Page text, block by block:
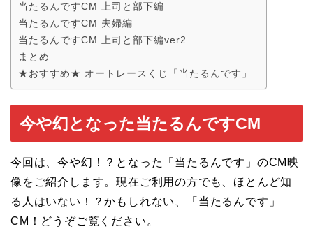
当たるんですCM 上司と部下編
当たるんですCM 夫婦編
当たるんですCM 上司と部下編ver2
まとめ
★おすすめ★ オートレースくじ「当たるんです」
今や幻となった当たるんですCM
今回は、今や幻！？となった「当たるんです」のCM映
像をご紹介します。現在ご利用の方でも、ほとんど知
る人はいない！？かもしれない、「当たるんです」
CM！どうぞご覧ください。